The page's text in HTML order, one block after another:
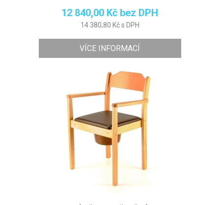
12 840,00 Kč bez DPH
14 380,80 Kč s DPH
VÍCE INFORMACÍ